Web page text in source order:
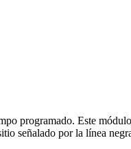
programado. Este
señalado por la línea